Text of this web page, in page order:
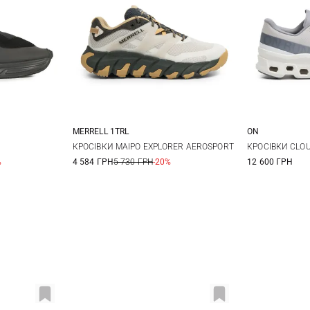
40 41,5 43 44
MERRELL 1TRL
КРОСІВКИ MAIPO EXPLORER AEROSPORT
4 584 ГРН5 730 ГРН-20%
43
ON
КРОСІВКИ
12 600 ГРН